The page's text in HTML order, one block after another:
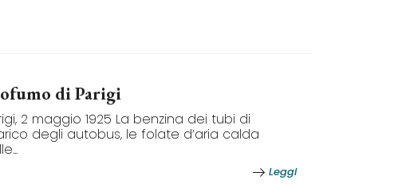
di Parigi
2 maggio 1925 La benzina dei tubi di
degli autobus, le folate d’aria calda
Leggi